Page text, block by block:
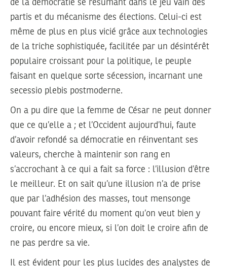
de la démocratie se résumant dans le jeu vain des
partis et du mécanisme des élections. Celui-ci est
même de plus en plus vicié grâce aux technologies
de la triche sophistiquée, facilitée par un désintérêt
populaire croissant pour la politique, le peuple
faisant en quelque sorte sécession, incarnant une
secessio plebis postmoderne.
On a pu dire que la femme de César ne peut donner
que ce qu’elle a ; et l’Occident aujourd’hui, faute
d’avoir refondé sa démocratie en réinventant ses
valeurs, cherche à maintenir son rang en
s’accrochant à ce qui a fait sa force : l’illusion d’être
le meilleur. Et on sait qu’une illusion n’a de prise
que par l’adhésion des masses, tout mensonge
pouvant faire vérité du moment qu’on veut bien y
croire, ou encore mieux, si l’on doit le croire afin de
ne pas perdre sa vie.
Il est évident pour les plus lucides des analystes de